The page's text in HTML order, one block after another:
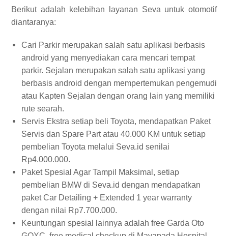
Berikut adalah kelebihan layanan Seva untuk otomotif
diantaranya:
Cari Parkir merupakan salah satu aplikasi berbasis
android yang menyediakan cara mencari tempat
parkir. Sejalan merupakan salah satu aplikasi yang
berbasis android dengan mempertemukan pengemudi
atau Kapten Sejalan dengan orang lain yang memiliki
rute searah.
Servis Ekstra setiap beli Toyota, mendapatkan Paket
Servis dan Spare Part atau 40.000 KM untuk setiap
pembelian Toyota melalui Seva.id senilai
Rp4.000.000.
Paket Spesial Agar Tampil Maksimal, setiap
pembelian BMW di Seva.id dengan mendapatkan
paket Car Detailing + Extended 1 year warranty
dengan nilai Rp7.700.000.
Keuntungan spesial lainnya adalah free Garda Oto